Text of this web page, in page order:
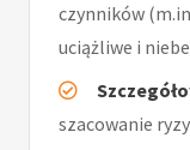
czynników
uciążliwe i
szacowanie